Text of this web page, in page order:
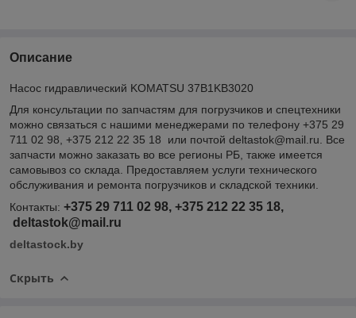
Описание
Насос гидравлический KOMATSU 37B1KB3020
Для консультации по запчастям для погрузчиков и спецтехники
можно связаться с нашими менеджерами по телефону +375 29
711 02 98, +375 212 22 35 18 или почтой deltastok@mail.ru. Все
запчасти можно заказать во все регионы РБ, также имеется
самовывоз со склада. Предоставляем услуги технического
обслуживания и ремонта погрузчиков и складской техники.
Контакты: +375 29 711 02 98, +375 212 22 35 18,
deltastok@mail.ru
deltastock.by
Скрыть